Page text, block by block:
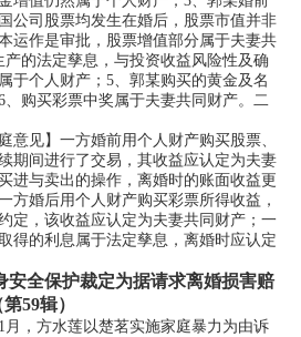
公司股票均发生在婚后，股票市值并非
运作是审批，股票增值部分属于夫妻共
产的法定孳息，与投资收益风险性及确
于个人财产；5、郭某购买的黄金及名
、购买彩票中奖属于夫妻共同财产。二
见】一方婚前用个人财产购买股票、
期间进行了交易，其收益应认定为夫妻
进与卖出的操作，离婚时的账面收益更
方婚后用个人财产购买彩票所得收益，
定，该收益应认定为夫妻共同财产；一
得的利息属于法定孳息，离婚时应认定
安全保护裁定为据请求离婚损害赔
59辑）
，方水莲以楚茗实施家庭暴力为由诉